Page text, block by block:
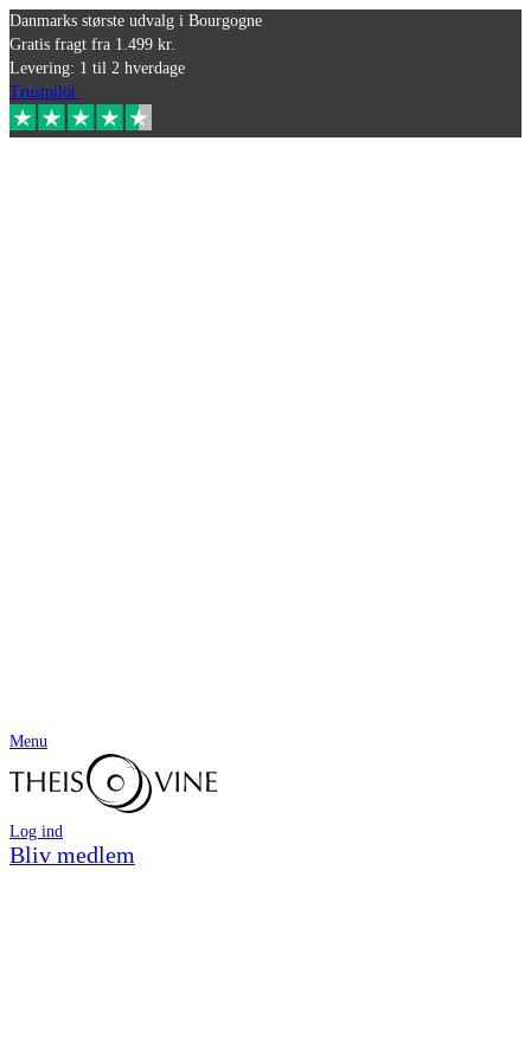
Danmarks største udvalg i Bourgogne
Gratis fragt fra 1.499 kr.
Levering: 1 til 2 hverdage
Trustpilot
Menu
Log ind
Bliv medlem